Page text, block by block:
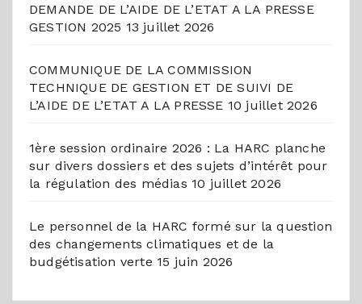
DEMANDE DE L’AIDE DE L’ETAT A LA PRESSE
GESTION 2025 13 juillet 2026
COMMUNIQUE DE LA COMMISSION
TECHNIQUE DE GESTION ET DE SUIVI DE
L’AIDE DE L’ETAT A LA PRESSE 10 juillet 2026
1ère session ordinaire 2026 : La HARC planche
sur divers dossiers et des sujets d’intérêt pour
la régulation des médias 10 juillet 2026
Le personnel de la HARC formé sur la question
des changements climatiques et de la
budgétisation verte 15 juin 2026